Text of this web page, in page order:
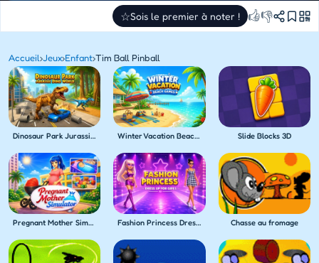
☆Sois le premier à noter ! 👍👎
Accueil›Jeux›Enfant›Tim Ball Pinball
Dinosaur Park Jurassic Dino World Winter Vacation Beach Games Slide Blocks 3D
Pregnant Mother Simulator Fashion Princess Dress Up for Girls Chasse au fromage